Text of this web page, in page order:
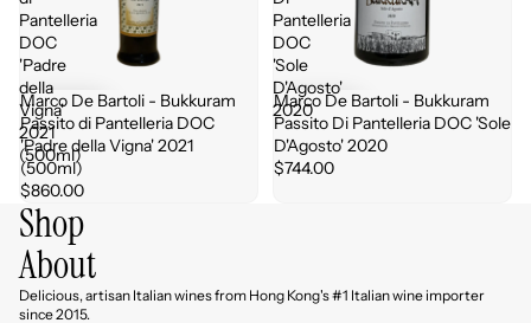
Pantelleria
DOC
'Padre
della
Vigna'
2021
(500ml)
Marco De Bartoli - Bukkuram
Passito di Pantelleria DOC
'Padre della Vigna' 2021
(500ml)
$860.00
Pantelleria
DOC
'Sole
D'Agosto'
2020
Marco De Bartoli - Bukkuram
Passito Di Pantelleria DOC 'Sole
D'Agosto' 2020
$744.00
Shop
About
Delicious, artisan Italian wines from Hong Kong's #1 Italian wine importer
since 2015.